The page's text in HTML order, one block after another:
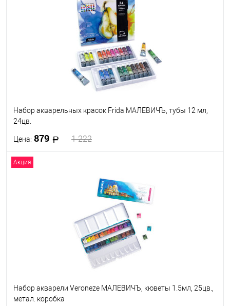
Набор акварельных красок Frida МАЛЕВИЧЪ, тубы 12 мл,
24цв.
Цена: 879 1 222
В наличии
Акция
Набор акварели Veroneze МАЛЕВИЧЪ, кюветы 1.5мл, 25цв.,
метал. коробка